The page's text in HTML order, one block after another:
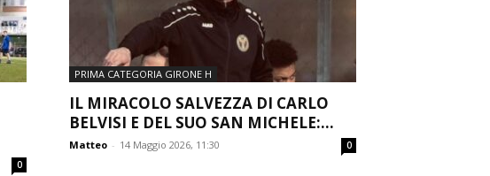
0
PRIMA CATEGORIA GIRONE H
IL MIRACOLO SALVEZZA DI CARLO
BELVISI E DEL SUO SAN MICHELE:...
Matteo - 14 Maggio 2026, 11:30 0